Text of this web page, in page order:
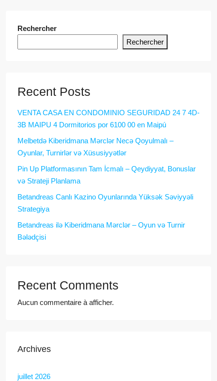
Rechercher
Rechercher
Recent Posts
VENTA CASA EN CONDOMINIO SEGURIDAD 24 7 4D-
3B MAIPU 4 Dormitorios por 6100 00 en Maipú
Melbetdə Kiberidmana Mərclər Necə Qoyulmalı –
Oyunlar, Turnirlər və Xüsusiyyətlər
Pin Up Platformasının Tam İcmalı – Qeydiyyat, Bonuslar
və Strateji Planlama
Betandreas Canlı Kazino Oyunlarında Yüksək Səviyyəli
Strategiya
Betandreas ilə Kiberidmana Mərclər – Oyun və Turnir
Bələdçisi
Recent Comments
Aucun commentaire à afficher.
Archives
juillet 2026